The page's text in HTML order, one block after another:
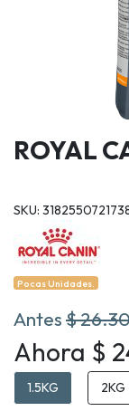
ROYAL
SKU:
Pocas Unidades.
Antes$
Ahora $
1.5KG 2KG